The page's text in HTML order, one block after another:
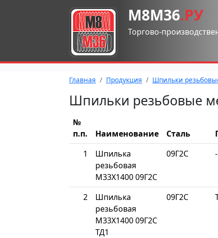
М8М36.РУ
Торгово-
Главная Продукция Шпильки
Шпильки резьбовые
№
п.п.
Наименование Сталь
1
Шпилька
резьбовая
М33Х1400 09Г2С
09Г2С -
2
Шпилька
резьбовая
М33Х1400 09Г2С
ТД1
09Г2С